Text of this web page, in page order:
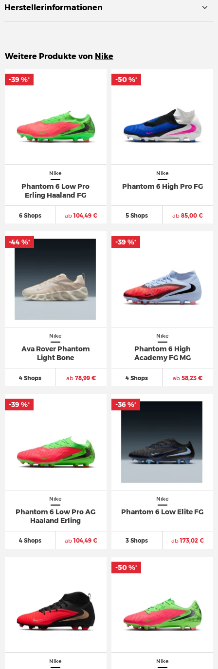
Herstellerinformationen
Weitere Produkte von Nike
Nike
Phantom 6 Low Pro
Erling Haaland FG
6 Shops ab104,49 €
-39 %*
-39 %*
Nike
Phantom 6 High Pro FG
5 Shops ab 85,00 €
-50 %*
-50 %*
Nike
Ava Rover Phantom
Light Bone
4 Shops ab78,99 €
-44 %*
-44 %*
Nike
Phantom 6 High
Academy FG MG
4 Shops ab 58,23 €
-39 %*
-39 %*
Nike
Phantom 6 Low Pro AG
Haaland Erling
4 Shops ab104,49 €
-39 %*
-39 %*
Nike
Phantom 6 Low Elite FG
3 Shops ab173,02 €
-36 %*
-36 %*
Nike Nike
-50 %*
-50 %*